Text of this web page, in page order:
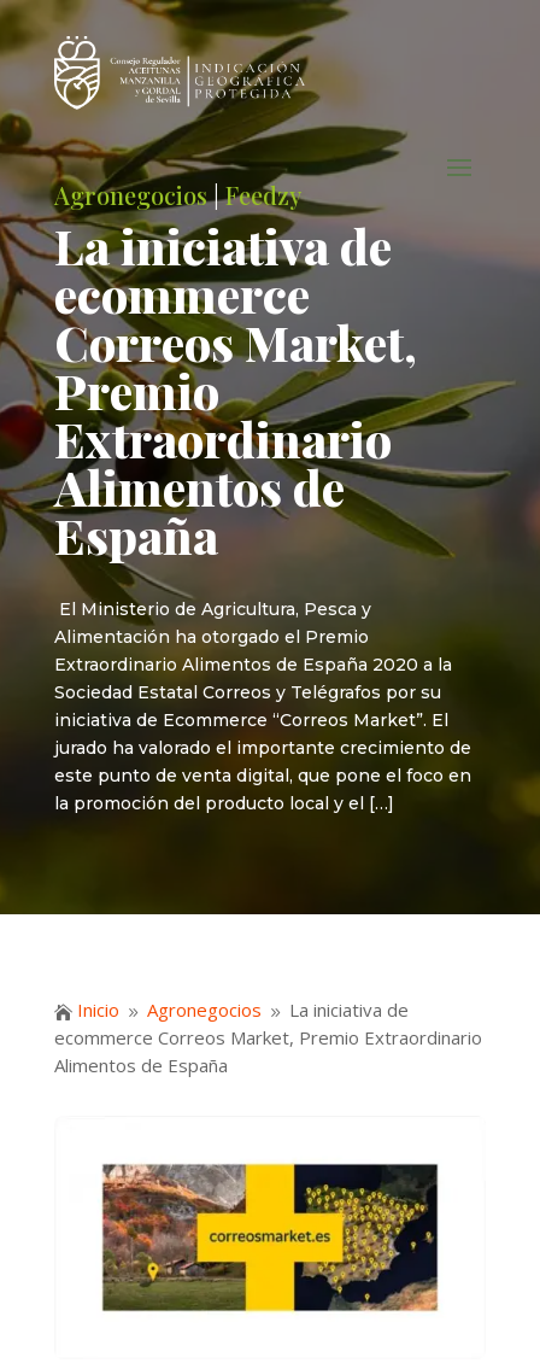
Agronegocios|Feedzy
La iniciativa de
ecommerce
Correos Market,
Premio
Extraordinario
Alimentos de
España
El Ministerio de Agricultura, Pesca y
Alimentación ha otorgado el Premio
Extraordinario Alimentos de España 2020 a la
Sociedad Estatal Correos y Telégrafos por su
iniciativa de Ecommerce “Correos Market”. El
jurado ha valorado el importante crecimiento de
este punto de venta digital, que pone el foco en
la promoción del producto local y el […]
 Inicio 9 Agronegocios 9 La iniciativa de
ecommerce Correos Market, Premio Extraordinario
Alimentos de España